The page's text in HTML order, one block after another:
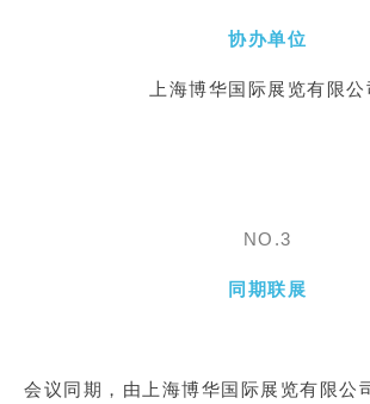
协办单位
上海博华国际展览有限公
NO.3
同期联展
会议同期，由上海博华国际展览有限公